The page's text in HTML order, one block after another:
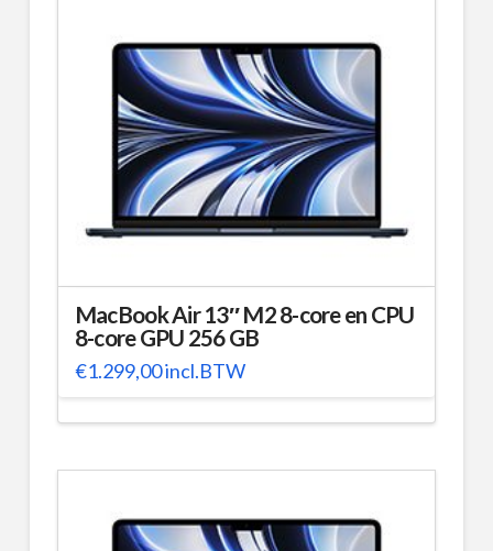
MacBook Air 13″ M2 8-core en CPU
8-core GPU 256 GB
€1.299,00incl.BTW